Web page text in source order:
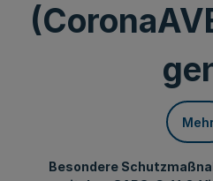
Besondere